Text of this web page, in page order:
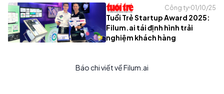
Công ty 01/10/25
Tuổi Trẻ Startup Award 2025:
Filum.ai tái định hình trải
nghiệm khách hàng
Báo chi viết về Filum.ai